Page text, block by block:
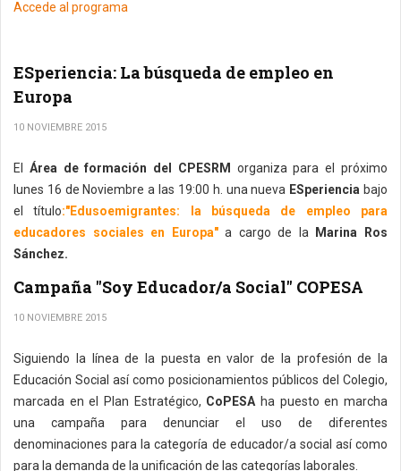
Accede al programa
ESperiencia: La búsqueda de empleo en
Europa
10 NOVIEMBRE 2015
El Área de formación del CPESRM
organiza para el próximo
lunes 16 de Noviembre a las 19:00 h. una nueva ESperiencia bajo
el título:"Edusoemigrantes: la búsqueda de empleo para
educadores sociales en Europa"a cargo de la
Marina Ros
Sánchez.
Campaña "Soy Educador/a Social" COPESA
10 NOVIEMBRE 2015
Siguiendo la línea de la puesta en valor de la profesión de la
Educación Social así como posicionamientos públicos del Colegio,
marcada en el Plan Estratégico, CoPESA ha puesto en marcha
una campaña para denunciar el uso de diferentes
denominaciones para la categoría de educador/a social así como
para la demanda de la unificación de las categorías laborales.